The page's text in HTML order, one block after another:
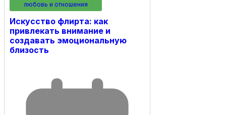
любовь и отношения
Искусство флирта: как
привлекать внимание и
создавать эмоциональную
близость